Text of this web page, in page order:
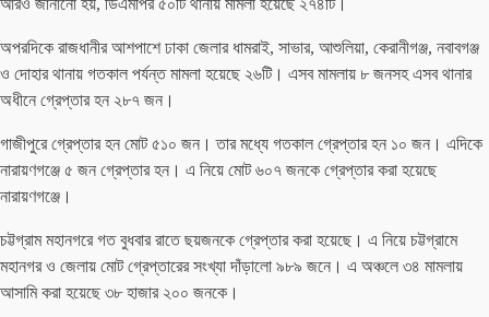
আরও জানানো হয়, ডিএমপির ৫০টি থানায় মামলা হয়েছে ২৭৪টি।
অপরদিকে রাজধানীর আশপাশে ঢাকা জেলার ধামরাই, সাভার, আশুলিয়া, কেরানীগঞ্জ, নবাবগঞ্জ
ও দোহার থানায় গতকাল পর্যন্ত মামলা হয়েছে ২৬টি। এসব মামলায় ৮ জনসহ এসব থানার
অধীনে গ্রেপ্তার হন ২৮৭ জন।
গাজীপুরে গ্রেপ্তার হন মোট ৫১০ জন। তার মধ্যে গতকাল গ্রেপ্তার হন ১০ জন। এদিকে
নারায়ণগঞ্জে ৫ জন গ্রেপ্তার হন। এ নিয়ে মোট ৬০৭ জনকে গ্রেপ্তার করা হয়েছে
নারায়ণগঞ্জে।
চট্টগ্রাম মহানগরে গত বুধবার রাতে ছয়জনকে গ্রেপ্তার করা হয়েছে। এ নিয়ে চট্টগ্রামে
মহানগর ও জেলায় মোট গ্রেপ্তারের সংখ্যা দাঁড়ালো ৯৮৯ জনে। এ অঞ্চলে ৩৪ মামলায়
আসামি করা হয়েছে ৩৮ হাজার ২০০ জনকে।